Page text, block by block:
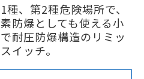
種、第2種危険場所で、
防爆としても使える小
耐圧防爆構造のリミッ
イッチ。